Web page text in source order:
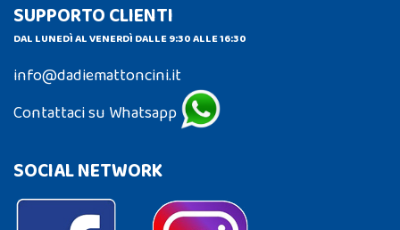
SUPPORTO CLIENTI
DAL LUNEDÌ AL VENERDÌ DALLE 9:30 ALLE 16:30
info@dadiemattoncini.it
Contattaci su Whatsapp
SOCIAL NETWORK